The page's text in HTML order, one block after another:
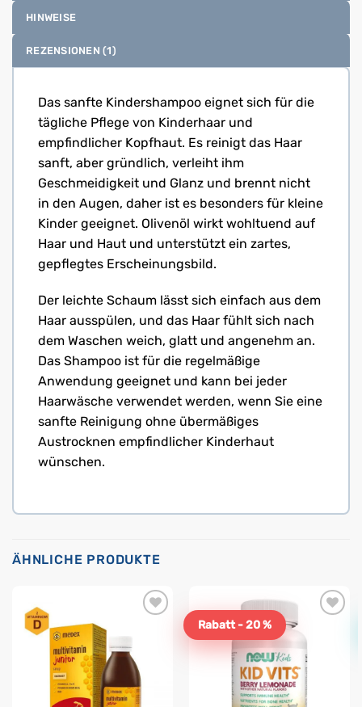
HINWEISE
REZENSIONEN (1)
Das sanfte Kindershampoo eignet sich für die
tägliche Pflege von Kinderhaar und
empfindlicher Kopfhaut. Es reinigt das Haar
sanft, aber gründlich, verleiht ihm
Geschmeidigkeit und Glanz und brennt nicht
in den Augen, daher ist es besonders für kleine
Kinder geeignet. Olivenöl wirkt wohltuend auf
Haar und Haut und unterstützt ein zartes,
gepflegtes Erscheinungsbild.
Der leichte Schaum lässt sich einfach aus dem
Haar ausspülen, und das Haar fühlt sich nach
dem Waschen weich, glatt und angenehm an.
Das Shampoo ist für die regelmäßige
Anwendung geeignet und kann bei jeder
Haarwäsche verwendet werden, wenn Sie eine
sanfte Reinigung ohne übermäßiges
Austrocknen empfindlicher Kinderhaut
wünschen.
ÄHNLICHE PRODUKTE
Rabatt - 20 %